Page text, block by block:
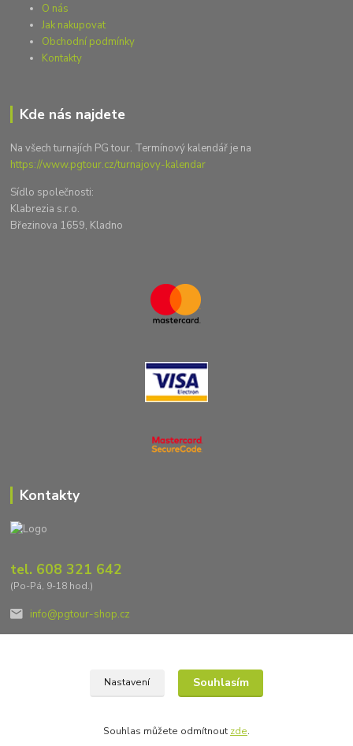
O nás
Jak nakupovat
Obchodní podmínky
Kontakty
Kde nás najdete
Na všech turnajích PG tour. Termínový kalendář je na
https://www.pgtour.cz/turnajovy-kalendar
Sídlo společnosti:
Klabrezia s.r.o.
Březinova 1659, Kladno
Kontakty
tel. 608 321 642
(Po-Pá, 9-18 hod.)
info@pgtour-shop.cz
2023 PG tour + PG tour shop
Nastavení Souhlasím
Souhlas můžete odmítnout zde.